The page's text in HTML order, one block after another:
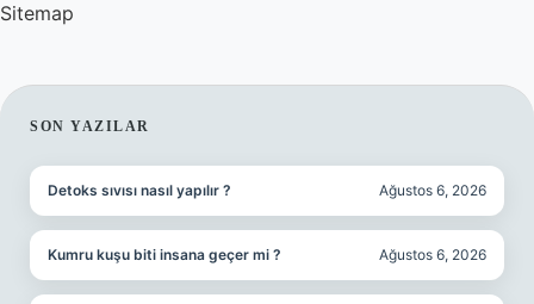
Sitemap
SIDEBAR
SON YAZILAR
Detoks sıvısı nasıl yapılır ? Ağustos 6, 2026
Kumru kuşu biti insana geçer mi ? Ağustos 6, 2026